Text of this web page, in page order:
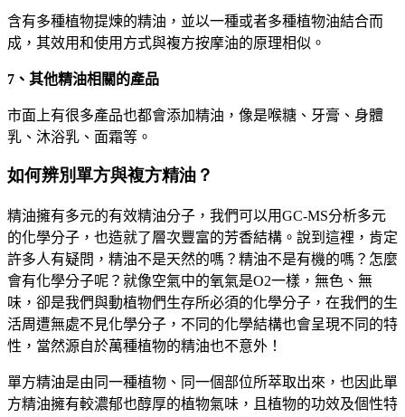
含有多種植物提煉的精油，並以一種或者多種植物油結合而
成，其效用和使用方式與複方按摩油的原理相似。
7 、其他精油相關的產品
市面上有很多產品也都會添加精油，像是喉糖、牙膏、身體
乳、沐浴乳、面霜等。
如何辨別單方與複方精油？
精油擁有多元的有效精油分子，我們可以用GC-MS分析多元
的化學分子，也造就了層次豐富的芳香結構。說到這裡，肯定
許多人有疑問，精油不是天然的嗎？精油不是有機的嗎？怎麼
會有化學分子呢？就像空氣中的氧氣是O2一樣，無色、無
味，卻是我們與動植物們生存所必須的化學分子，在我們的生
活周遭無處不見化學分子，不同的化學結構也會呈現不同的特
性，當然源自於萬種植物的精油也不意外！
單方精油是由同一種植物、同一個部位所萃取出來，也因此單
方精油擁有較濃郁也醇厚的植物氣味，且植物的功效及個性特